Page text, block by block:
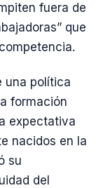
fuera de
que
una política
formación
expectativa
nacidos en la
su
del